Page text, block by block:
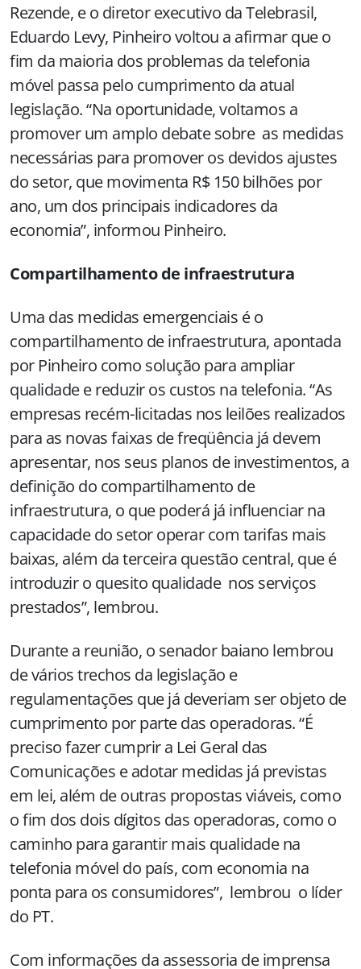
Rezende, e o diretor executivo da Telebrasil,
Eduardo Levy, Pinheiro voltou a afirmar que o
fim da maioria dos problemas da telefonia
móvel passa pelo cumprimento da atual
legislação. “Na oportunidade, voltamos a
promover um amplo debate sobre as medidas
necessárias para promover os devidos ajustes
do setor, que movimenta R$ 150 bilhões por
ano, um dos principais indicadores da
economia”, informou Pinheiro.
Compartilhamento de infraestrutura
Uma das medidas emergenciais é o
compartilhamento de infraestrutura, apontada
por Pinheiro como solução para ampliar
qualidade e reduzir os custos na telefonia. “As
empresas recém-licitadas nos leilões realizados
para as novas faixas de freqüência já devem
apresentar, nos seus planos de investimentos, a
definição do compartilhamento de
infraestrutura, o que poderá já influenciar na
capacidade do setor operar com tarifas mais
baixas, além da terceira questão central, que é
introduzir o quesito qualidade nos serviços
prestados”, lembrou.
Durante a reunião, o senador baiano lembrou
de vários trechos da legislação e
regulamentações que já deveriam ser objeto de
cumprimento por parte das operadoras. “É
preciso fazer cumprir a Lei Geral das
Comunicações e adotar medidas já previstas
em lei, além de outras propostas viáveis, como
o fim dos dois dígitos das operadoras, como o
caminho para garantir mais qualidade na
telefonia móvel do país, com economia na
ponta para os consumidores”, lembrou o líder
do PT.
Com informações da assessoria de imprensa